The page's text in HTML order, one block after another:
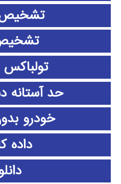
تولباکس WLAN
حد آستانه
خودرو
داده